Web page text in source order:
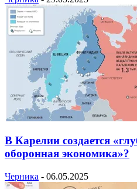
В Карелии создается
оборонная экономика»?
Черника - 06.05.2025